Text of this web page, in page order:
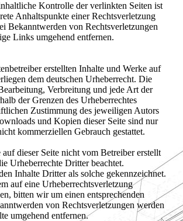
Kontrolle der verlinkten Seiten ist
Anhaltspunkte einer Rechtsverletzung
Bekanntwerden von Rechtsverletzungen
Links umgehend entfernen.
erstellten Inhalte und Werke auf
dem deutschen Urheberrecht. Die
Verbreitung und jede Art der
der Grenzen des Urheberrechtes
Zustimmung des jeweiligen Autors
und Kopien dieser Seite sind nur
kommerziellen Gebrauch gestattet.
dieser Seite nicht vom Betreiber erstellt
Urheberrechte Dritter beachtet.
Inhalte Dritter als solche gekennzeichnet.
auf eine Urheberrechtsverletzung
bitten wir um einen entsprechenden
von Rechtsverletzungen werden
umgehend entfernen.